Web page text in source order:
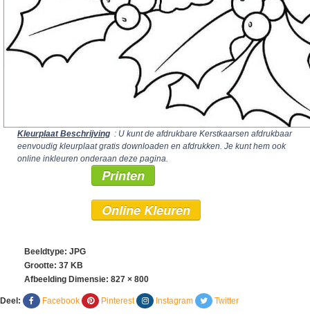
Kleurplaat Beschrijving : U kunt de afdrukbare Kerstkaarsen afdrukbaar
eenvoudig kleurplaat gratis downloaden en afdrukken. Je kunt hem ook
online inkleuren onderaan deze pagina.
Printen
Online Kleuren
Beeldtype: JPG
Grootte: 37 KB
Afbeelding Dimensie: 827 × 800
Deel: Facebook Pinterest Instagram Twitter